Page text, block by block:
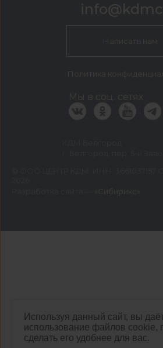
Используя данный сайт, вы
использование файлов
сделать его удобнее для вас.
Написать нам
Политика
Мы в соц. сетях
«Сибирикс»